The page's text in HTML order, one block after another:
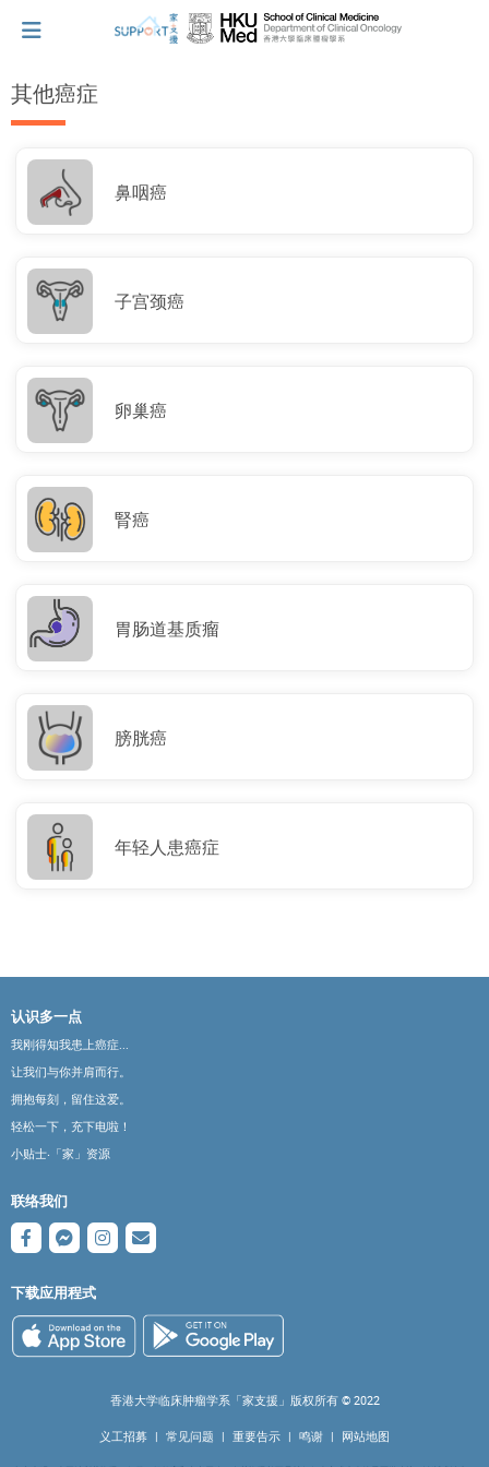
让我们与你并肩而行。
拥抱每刻，留住这爱。
小贴士‧「家」资源
其他癌症
鼻咽癌
子宫颈癌
卵巢癌
腎癌
胃肠道基质瘤
膀胱癌
年轻人患癌症
认识多一点
我刚得知我患上癌症...
让我们与你并肩而行。
拥抱每刻，留住这爱。
轻松一下，充下电啦！
小贴士‧「家」资源
联络我们
下载应用程式
香港大学临床肿瘤学系「家支援」版权所有 ©️ 2022
义工招募 | 常见问题 | 重要告示 | 鸣谢 | 网站地图